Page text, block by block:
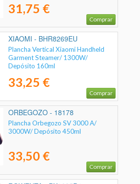
31,75 €
Comprar
XIAOMI - BHR8269EU
Plancha Vertical Xiaomi Handheld
Garment Steamer/ 1300W/
Depósito 160ml
33,25 €
Comprar
ORBEGOZO - 18178
Plancha Orbegozo SV 3000 A/
3000W/ Depósito 450ml
33,50 €
Comprar